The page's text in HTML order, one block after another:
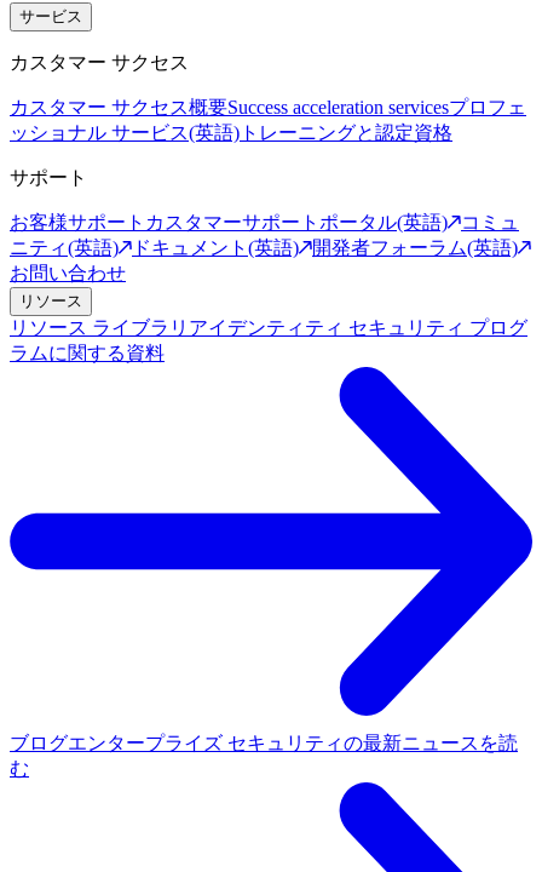
サービス
カスタマー サクセス
カスタマー サクセス概要Success acceleration servicesプロフェ
ッショナル サービス(英語) トレーニングと認定資格
サポート
お客様サポート カスタマーサポートポータル(英語)
コミュ
ニティ(英語)
ドキュメント(英語)
開発者フォーラム(英語)
お問い合わせ
リソース
リソース ライブラリ アイデンティティ セキュリティ プログ
ラムに関する資料
ブログエンタープライズ セキュリティの最新ニュースを読
む